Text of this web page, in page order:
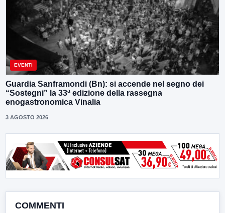
EVENTI
Guardia Sanframondi (Bn): si accende nel segno dei
“Sostegni” la 33ª edizione della rassegna
enogastronomica Vinalia
3 AGOSTO 2026
COMMENTI